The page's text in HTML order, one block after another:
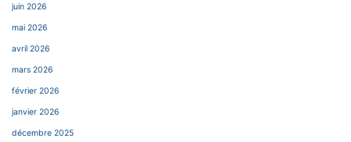
juin 2026
mai 2026
avril 2026
mars 2026
février 2026
janvier 2026
décembre 2025